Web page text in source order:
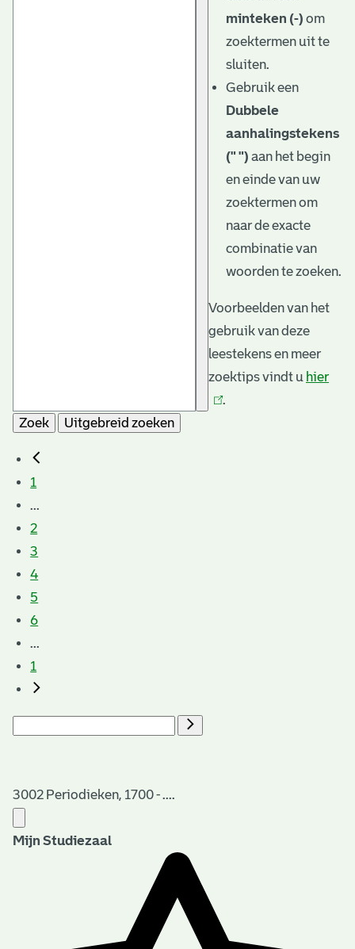
minteken (-) om
zoektermen uit te
sluiten.
Gebruik een
Dubbele
aanhalingstekens
(" ") aan het begin
en einde van uw
zoektermen om
naar de exacte
combinatie van
woorden te zoeken.
Voorbeelden van het
gebruik van deze
leestekens en meer
zoektips vindt u hier
.
Zoek
Uitgebreid zoeken
1
...
2
3
4
5
6
...
1
3002 Periodieken, 1700 - ....
Mijn Studiezaal